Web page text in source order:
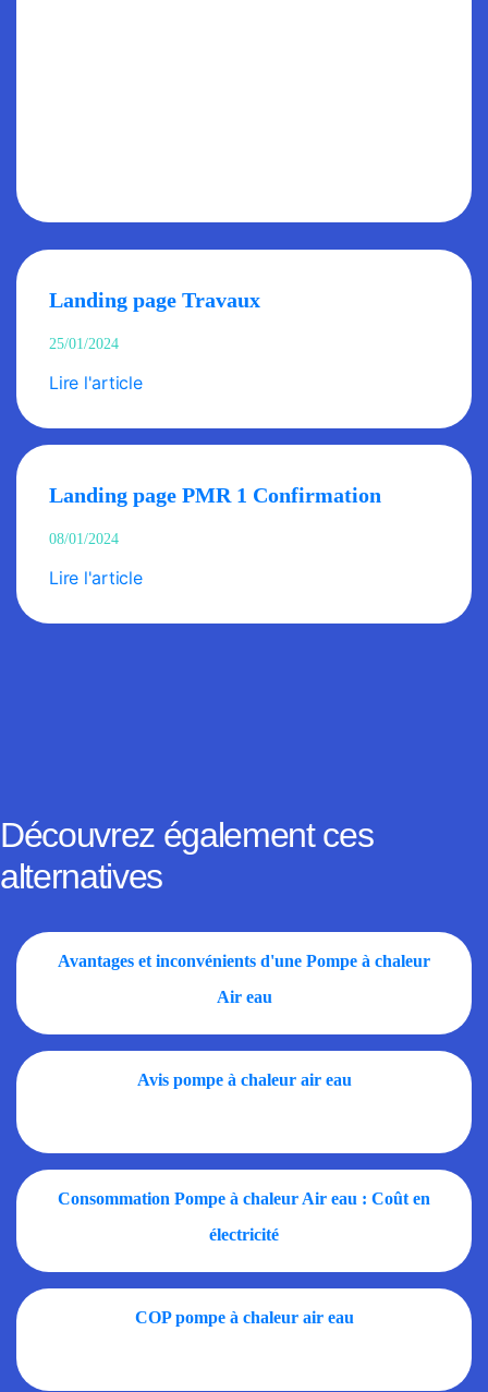
Landing page Travaux
25/01/2024
Lire l'article
Landing page PMR 1 Confirmation
08/01/2024
Lire l'article
Découvrez également ces
alternatives
Avantages et inconvénients d'une Pompe à chaleur
Air eau
Avis pompe à chaleur air eau
Consommation Pompe à chaleur Air eau : Coût en
électricité
COP pompe à chaleur air eau